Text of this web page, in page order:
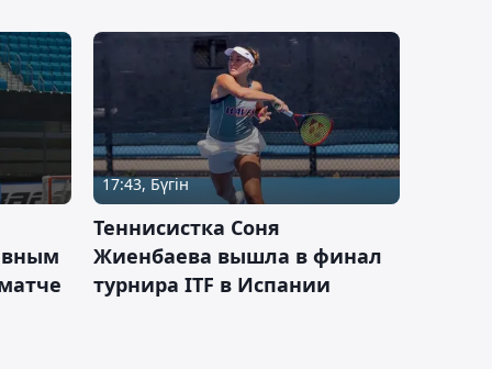
17:43, Бүгін
Теннисистка Соня
Жиенбаева вышла в финал
турнира ITF в Испании